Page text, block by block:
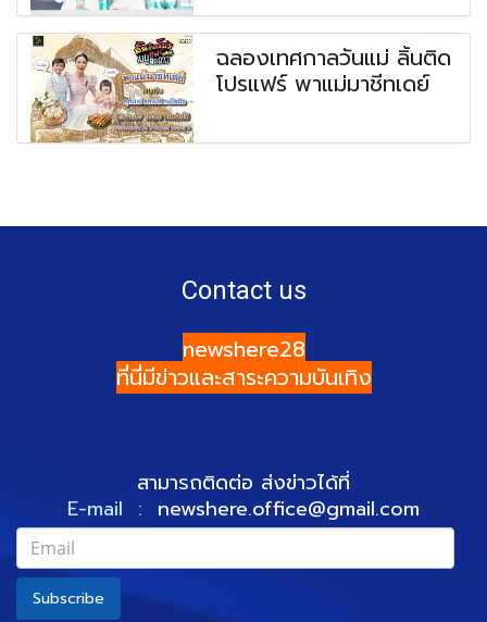
ฉลองเทศกาลวันแม่ ลิ้นติด
โปรแฟร์ พาแม่มาชีทเดย์
Contact us
newshere28
ที่นี่มีข่าวและสาระความบันเทิง
สามารถติดต่อ ส่งข่าวได้ที่
E-mail : newshere.office@gmail.com
Subscribe